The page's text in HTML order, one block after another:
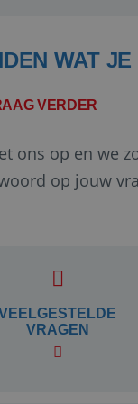
WAT
VERDER
ons op en we
op jouw
VRAGEN
Google Privacy Policy